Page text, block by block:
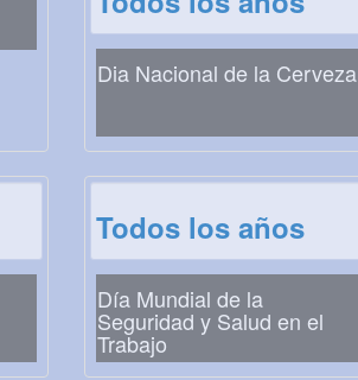
Dia Nacional de la Cerveza
Todos los años
Día Mundial de la
Seguridad y Salud en el
Trabajo